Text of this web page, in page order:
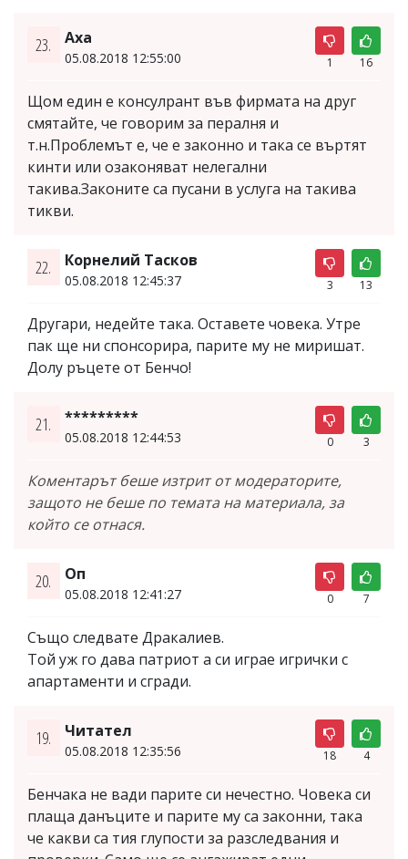
23. Аха
05.08.2018 12:55:00 1 16
Щом един е консулрант във фирмата на друг
смятайте, че говорим за пералня и
т.н.Проблемът е, че е законно и така се въртят
кинти или озаконяват нелегални
такива.Законите са пусани в услуга на такива
тикви.
22. Корнелий Тасков
05.08.2018 12:45:37 3 13
Другари, недейте така. Оставете човека. Утре
пак ще ни спонсорира, парите му не миришат.
Долу ръцете от Бенчо!
21. *********
05.08.2018 12:44:53 0 3
Коментарът беше изтрит от модераторите,
защото не беше по темата на материала, за
който се отнася.
20. Оп
05.08.2018 12:41:27 0 7
Също следвате Дракалиев.
Той уж го дава патриот а си играе игрички с
апартаменти и сгради.
19. Читател
05.08.2018 12:35:56 18 4
Бенчака не вади парите си нечестно. Човека си
плаща данъците и парите му са законни, така
че какви са тия глупости за разследвания и